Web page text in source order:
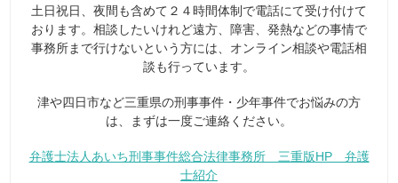
土日祝日、夜間も含めて２４時間体制で電話にて受け付けて
おります。相談したいけれど遠方、障害、発熱などの事情で
事務所まで行けないという方には、オンライン相談や電話相
談も行っています。
津や四日市など三重県の刑事事件・少年事件でお悩みの方
は、まずは一度ご連絡ください。
弁護士法人あいち刑事事件総合法律事務所 三重版HP 弁護
士紹介